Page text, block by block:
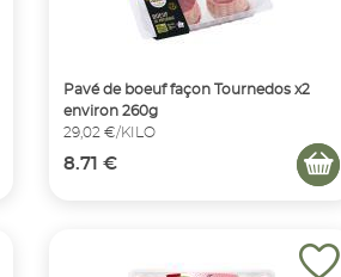
Pavé de boeuf façon Tournedos x2
environ 260g
29,02 €/KILO
8.71 €